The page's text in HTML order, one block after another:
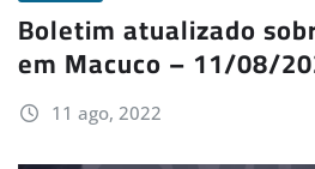
Boletim atualizado
em Macuco – 11/08/
11 ago, 2022